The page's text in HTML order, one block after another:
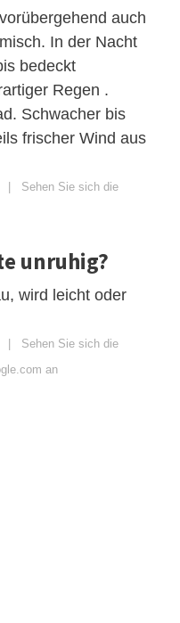
auch
In der Nacht
bedeckt
Regen .
Schwacher bis
frischer Wind aus
Sehen Sie sich die
unruhig?
wird leicht oder
Sehen Sie sich die
an